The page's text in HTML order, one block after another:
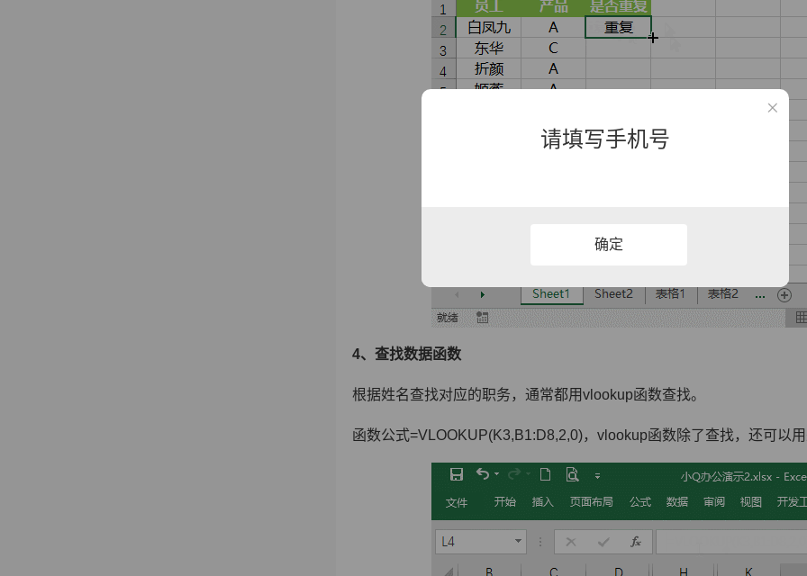
4、查找数据函数
根据姓名查找对应的职务，通常都用vlookup函数查找。
函数公式=VLOOKUP(K3,B1:D8,2,0)，vlookup函数除了查找，还可以
请填写手机号
确定